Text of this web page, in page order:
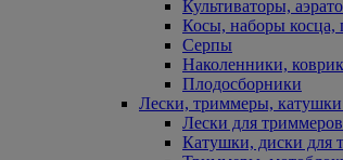
Культиваторы,
Косы, наборы косца,
Серпы
Наколенники,
Плодосборники
Лески, триммеры, катушки
Лески для
Катушки, диски для